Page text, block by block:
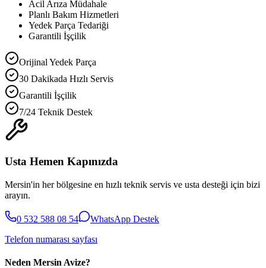
Acil Arıza Müdahale
Planlı Bakım Hizmetleri
Yedek Parça Tedariği
Garantili İşçilik
Orijinal Yedek Parça
30 Dakikada Hızlı Servis
Garantili İşçilik
7/24 Teknik Destek
Usta Hemen Kapınızda
Mersin'in her bölgesine en hızlı teknik servis ve usta desteği için bizi
arayın.
0 532 588 08 54
WhatsApp Destek
Telefon numarası sayfası
Neden Mersin Avize?